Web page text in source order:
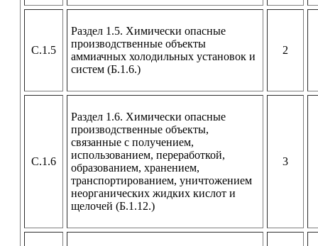
С.1.5
Раздел 1.5. Химически опасные
производственные объекты
аммиачных холодильных установок и
систем (Б.1.6.)
2
С.1.6
Раздел 1.6. Химически опасные
производственные объекты,
связанные с получением,
использованием, переработкой,
образованием, хранением,
транспортированием, уничтожением
неорганических жидких кислот и
щелочей (Б.1.12.)
3